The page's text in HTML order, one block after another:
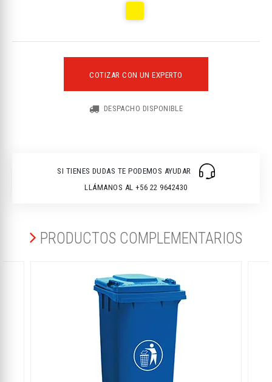
COTIZAR CON UN EXPERTO
DESPACHO DISPONIBLE
SI TIENES DUDAS TE PODEMOS AYUDAR
LLÁMANOS AL +56 22 9642430
PRODUCTOS COMPLEMENTARIOS